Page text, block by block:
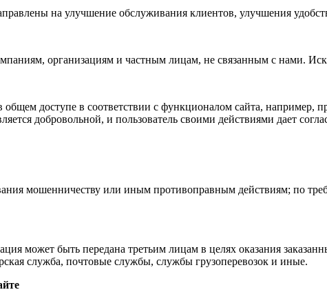
на улучшение обслуживания клиентов, улучшения
организациям и частным лицам, не связанным с нами.
доступе в соответствии с функционалом сайта, например,
добровольной, и пользователь своими действиями дает
мошенничеству или иным противоправным действиям; по
может быть передана третьим лицам в целях оказания
служба, почтовые службы, службы грузоперевозок и иные.